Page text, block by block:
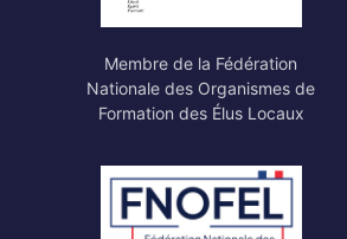
Membre de la Fédération
Nationale des Organismes de
Formation des Élus Locaux